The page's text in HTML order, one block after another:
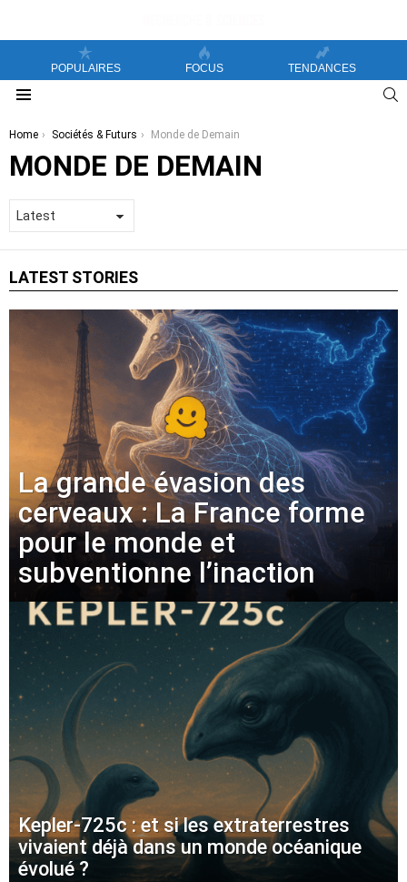
POPULAIRES FOCUS TENDANCES
You are here:
Home Sociétés & Futurs Monde de Demain
MONDE DE DEMAIN
LATEST STORIES
La grande évasion des
cerveaux : La France forme
pour le monde et
subventionne l’inaction
Kepler-725c : et si les extraterrestres
vivaient déjà dans un monde océanique
évolué ?